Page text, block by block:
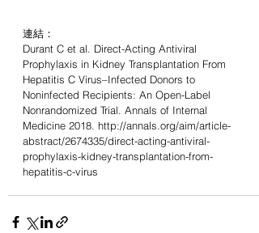
連結：
Durant C et al. Direct-Acting Antiviral
Prophylaxis in Kidney Transplantation From
Hepatitis C Virus–Infected Donors to
Noninfected Recipients: An Open-Label
Nonrandomized Trial. Annals of Internal
Medicine 2018. http://annals.org/aim/article-
abstract/2674335/direct-acting-antiviral-
prophylaxis-kidney-transplantation-from-
hepatitis-c-virus